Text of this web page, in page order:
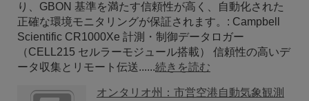
り、GBON 基準を満たす信頼性が高く、自動化された
正確な環境モニタリングが保証されます。: Campbell
Scientific CR1000Xe 計測・制御データロガー
（CELL215 セルラーモジュール搭載） 信頼性の高いデ
ータ収集とリモート伝送......続きを読む
オンタリオ州：市営空港自動気象観測